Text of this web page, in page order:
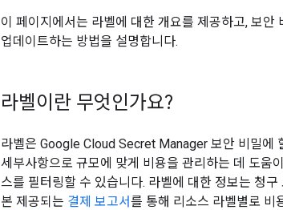
이 페이지에서는 라벨에 대한 개요를 제공하고, 보
업데이트하는 방법을 설명합니다.
라벨이란 무엇인가요?
라벨은 Google Cloud Secret Manager 보안 비밀에
세부사항으로 규모에 맞게 비용을 관리하는 데 도움
스를 필터링할 수 있습니다. 라벨에 대한 정보는 청
본 제공되는 결제 보고서를 통해 리소스 라벨별로 비